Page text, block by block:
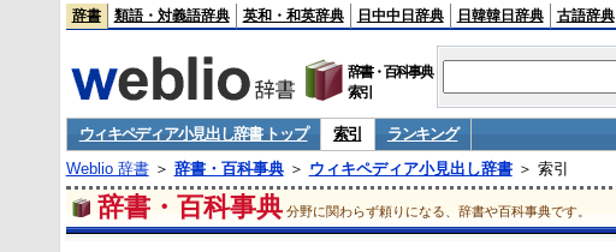
辞書 類語・対義語辞典 英和・和英辞典 日中中日辞典 日韓韓日辞典 古語辞典
辞書・百科事典
索引
ウィキペディア小見出し辞書 トップ 索引
ランキング
Weblio 辞書＞ 辞書・百科事典＞ ウィキペディア小見出し辞書＞ 索引
辞書・百科事典 分野に関わらず頼りになる、辞書や百科事典です。